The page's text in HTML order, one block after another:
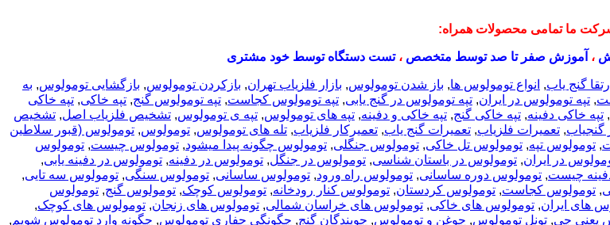
ما تمامی محصولات همراه:
، آموزش صفر تا صد توسط متخصص ،تست دستگاه توسط خود مشتری
ارتقا گنج یاب, انواع تومولوس ها, باز شدن تومولوس, بازار فلزیاب تهران, بازکردن تومولوس, بازگشایی تومولوس, به
, تپه تومولوس در ایران, تپه تومولوس در گنج یابی, تپه تومولوس کجاست, تپه تومولوس گنج, تپه خاکی, تپه خاکی
, تپه خاکی دفینه, تپه خاکی گنج, تپه خاکی و دفینه, تپه های تومولوس, تپه ی تومولوس, تشخیص فلزیاب اصل, تشخیص
گنجیاب, تعمیرات فلزیاب, تعمیرات گنج یاب, تعمیرکار فلزیاب, تله های تومولوس, تومولوس, تومولوس (قبور سلاطین
, تومولوس تپه, تومولوس تل خاکی, تومولوس جنگلی, تومولوس چگونه پیدا میشود, تومولوس چيست, تومولوس
در ایران, تومولوس در باستان شناسی, تومولوس در جنگل, تومولوس در دفینه, تومولوس در دفینه یابی,
چیست, تومولوس دوره ساسانی, تومولوس راه ورود, تومولوس ساسانی, تومولوس سنگی, تومولوس سه تایی,
, تومولوس کجاست, تومولوس کردستان, تومولوس کنار رودخانه, تومولوس کوچک, تومولوس گنج, تومولوس
های ایران, تومولوس های خاکی, تومولوس های خراسان شمالی, تومولوس های زنجان, تومولوس های کوچک,
یعنی چی, تونل تومولوس, جوغن و تومولوس, جویندگان گنج, چگونگی حفاری تومولوس, چگونه وارد تومولوس شویم,